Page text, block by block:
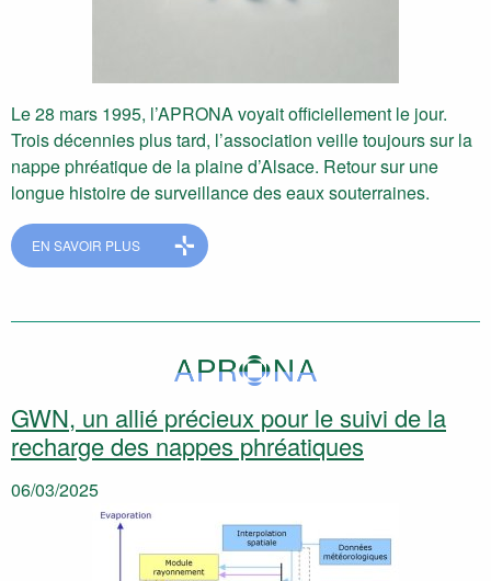
Le 28 mars 1995, l’APRONA voyait officiellement le jour.
Trois décennies plus tard, l’association veille toujours sur la
nappe phréatique de la plaine d’Alsace. Retour sur une
longue histoire de surveillance des eaux souterraines.
EN SAVOIR PLUS
GWN, un allié précieux pour le suivi de la
recharge des nappes phréatiques
06/03/2025